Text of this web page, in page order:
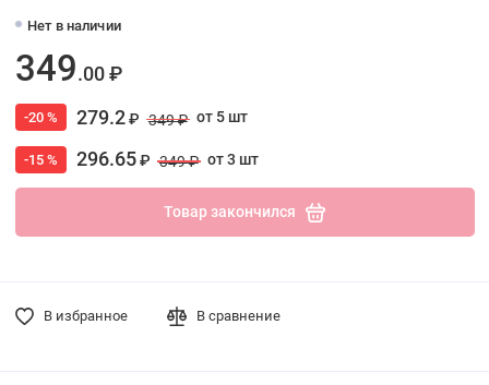
Нет в наличии
349.00 ₽
-20 % 279.2₽ 349 ₽ от 5 шт
-15 % 296.65₽ 349 ₽ от 3 шт
Товар закончился
В избранное В сравнение